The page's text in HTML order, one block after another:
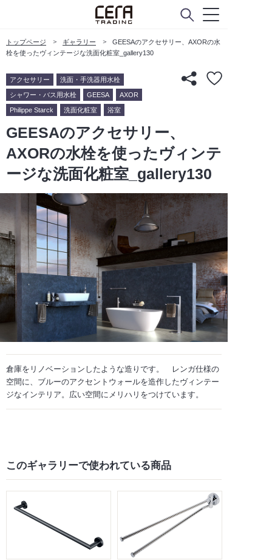
トップページ ギャラリー
GEESAのアクセサリー、AXORの水
栓を使ったヴィンテージな洗面化粧室_gallery130
アクセサリー 洗面・手洗器用水栓
シャワー・バス用水栓 GEESA AXOR
Philippe Starck 洗面化粧室 浴室
GEESAのアクセサリー、
AXORの水栓を使ったヴィンテ
ージな洗面化粧室_gallery130
倉庫をリノベーションしたような造りです。 レンガ仕様の
空間に、ブルーのアクセントウォールを造作したヴィンテー
ジなインテリア。広い空間にメリハリをつけています。
このギャラリーで使われている商品